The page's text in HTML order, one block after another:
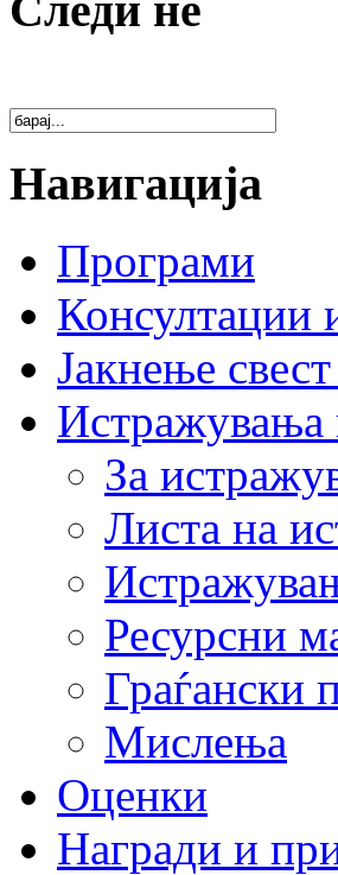
Навигација
Програми
Консултации
Јакнење
Истражувања
За
Листа на
Ресурсни
Граѓански
Мислења
Оценки
Награди и